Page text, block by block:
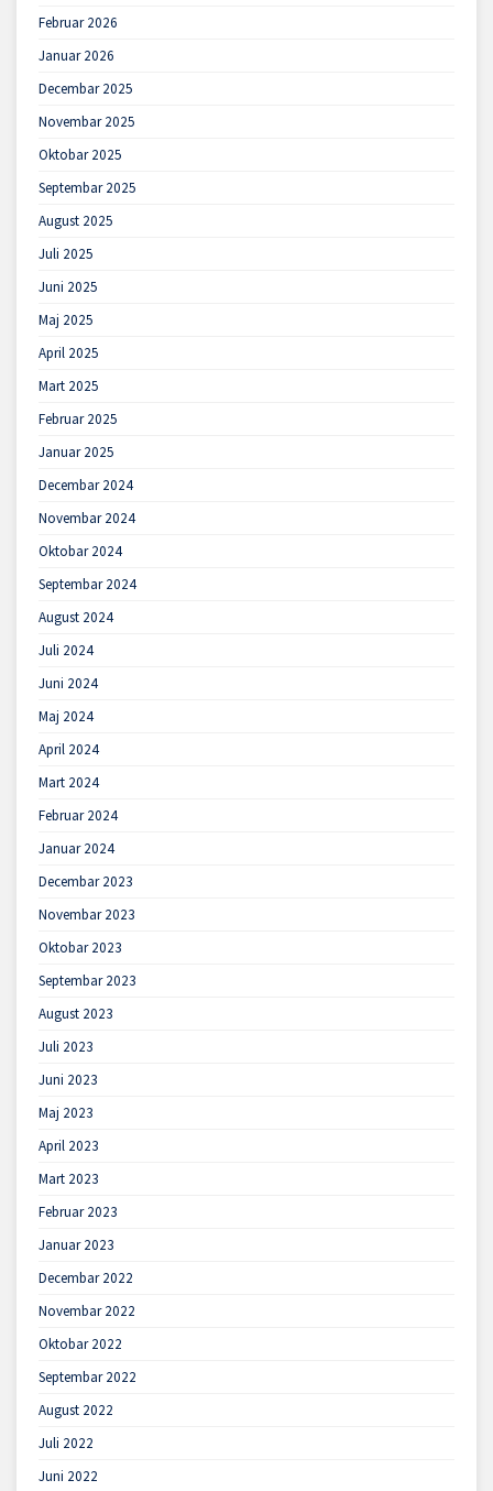
Februar 2026
Januar 2026
Decembar 2025
Novembar 2025
Oktobar 2025
Septembar 2025
August 2025
Juli 2025
Juni 2025
Maj 2025
April 2025
Mart 2025
Februar 2025
Januar 2025
Decembar 2024
Novembar 2024
Oktobar 2024
Septembar 2024
August 2024
Juli 2024
Juni 2024
Maj 2024
April 2024
Mart 2024
Februar 2024
Januar 2024
Decembar 2023
Novembar 2023
Oktobar 2023
Septembar 2023
August 2023
Juli 2023
Juni 2023
Maj 2023
April 2023
Mart 2023
Februar 2023
Januar 2023
Decembar 2022
Novembar 2022
Oktobar 2022
Septembar 2022
August 2022
Juli 2022
Juni 2022